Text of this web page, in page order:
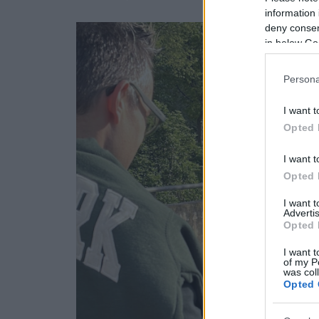
information
deny
in below
I want
Opted
I want
Opted
I want
Opted
I want
of my
was
Opted